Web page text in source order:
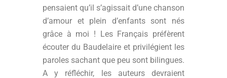
pensaient qu’il s’agissait d’une chanson
d’amour et plein d’enfants sont nés
grâce à moi ! Les Français préfèrent
écouter du Baudelaire et privilégient les
paroles sachant que peu sont bilingues.
A y réfléchir, les auteurs devraient